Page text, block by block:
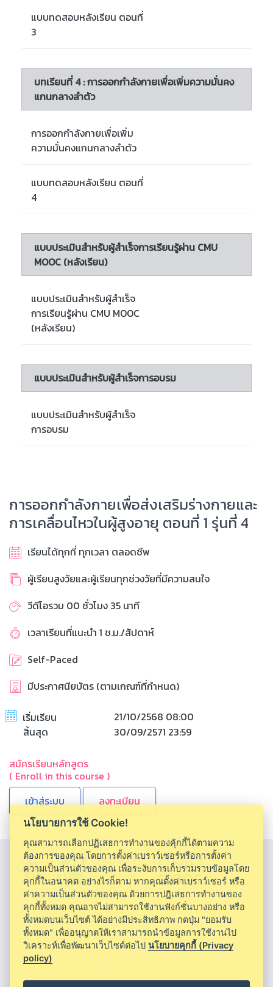
แบบทดสอบหลังเรียน ตอนที่
3
บทเรียนที่ 4 : การออกกำลังกายเพื่อเพิ่มความมั่นคง
แกนกลางลำตัว
การออกกำลังกายเพื่อเพิ่ม
ความมั่นคงแกนกลางลำตัว
แบบทดสอบหลังเรียน ตอนที่
4
แบบประเมินสำหรับผู้สำเร็จการเรียนรู้ผ่าน CMU
MOOC (หลังเรียน)
แบบประเมินสำหรับผู้สำเร็จ
การเรียนรู้ผ่าน CMU MOOC
(หลังเรียน)
แบบประเมินสำหรับผู้สำเร็จการอบรม
แบบประเมินสำหรับผู้สำเร็จ
การอบรม
การออกกำลังกายเพื่อส่งเสริมร่างกายและ
การเคลื่อนไหวในผู้สูงอายุ ตอนที่ 1 รุ่นที่ 4
เรียนได้ทุกที่ ทุกเวลา ตลอดชีพ
ผู้เรียนสูงวัยและผู้เรียนทุกช่วงวัยที่มีความสนใจ
วีดีโอรวม 00 ชั่วโมง 35 นาที
เวลาเรียนที่แนะนำ 1 ช.ม./สัปดาห์
Self-Paced
มีประกาศนียบัตร (ตามเกณฑ์ที่กำหนด)
เริ่มเรียน
21/10/2568 08:00
สิ้นสุด
30/09/2571 23:59
สมัครเรียนหลักสูตร
( Enroll in this course )
ลงทะเบียน
CMU MOOC |Chiang Mai University
Information Technology Service Center, Chiang Mai
University 239, Huay Kaew Road,Muang District,
นโยบายการใช้ Cookie!
คุณสามารถเลือกปฏิเสธการทำงานของคุ้กกี้ได้ตามความ
ต้องการของคุณ โดยการตั้งค่าเบราว์เซอร์หรือการตั้งค่า
ความเป็นส่วนตัวของคุณ เพื่อระงับการเก็บรวมรวบข้อมูลโดย
คุกกี้ในอนาคต อย่างไรก็ตาม หากคุณตั้งค่าเบราว์เซอร์ หรือ
ค่าความเป็นส่วนตัวของคุณ ด้วยการปฎิเสธการทำงานของ
คุกกี้ทั้งหมด คุณอาจไม่สามารถใช้งานฟังก์ชั่นบางอย่าง หรือ
ทั้งหมดบนเว็บไซต์ ได้อย่างมีประสิทธิภาพ กดปุ่ม "ยอมรับ
ทั้งหมด" เพื่ออนุญาตให้เราสามารถนำข้อมูลการใช้งานไป
วิเคราะห์เพื่อพัฒนาเว็บไซต์ต่อไปนโยบายคุกกี้ (Privacy
policy)